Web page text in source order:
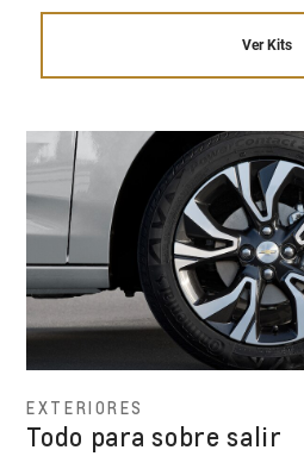
Ver Kits
EXTERIORES
Todo para sobre salir